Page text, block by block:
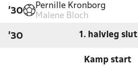
'30
Pernille Kronborg
Malene Bloch
'30 1. halvleg slut
Kamp start